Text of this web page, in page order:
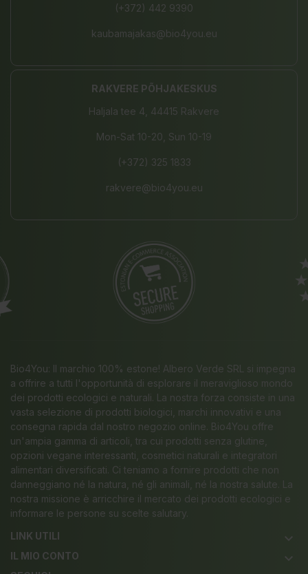
(+372) 442 9390
kaubamajakas@bio4you.eu
RAKVERE PÕHJAKESKUS
Haljala tee 4, 44415 Rakvere
Mon-Sat 10-20, Sun 10-19
(+372) 325 1833
rakvere@bio4you.eu
Bio4You: Il marchio 100% estone! Albero Verde SRL si impegna
a offrire a tutti l'opportunità di esplorare il meraviglioso mondo
dei prodotti ecologici e naturali. La nostra forza consiste in una
vasta selezione di prodotti biologici, marchi innovativi e una
consegna rapida dal nostro negozio online. Bio4You offre
un'ampia gamma di articoli, tra cui prodotti senza glutine,
opzioni vegane interessanti, cosmetici naturali e integratori
alimentari diversificati. Ci teniamo a fornire prodotti che non
danneggiano né la natura, né gli animali, né la nostra salute. La
nostra missione è arricchire il mercato dei prodotti ecologici e
informare le persone su scelte salutary.
LINK UTILI
keyboard_arrow_down
IL MIO CONTO keyboard_arrow_down